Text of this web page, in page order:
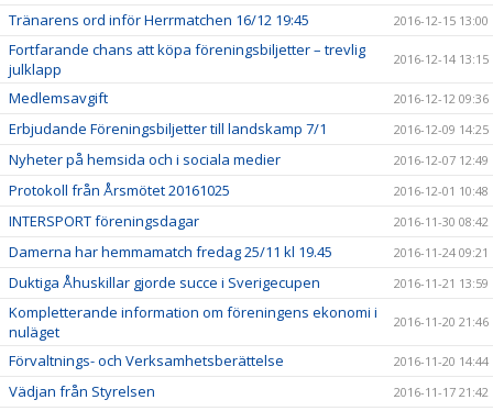
Tränarens ord inför Herrmatchen 16/12 19:45 2016-12-15 13:00
Fortfarande chans att köpa föreningsbiljetter – trevlig
julklapp
2016-12-14 13:15
Medlemsavgift 2016-12-12 09:36
Erbjudande Föreningsbiljetter till landskamp 7/1 2016-12-09 14:25
Nyheter på hemsida och i sociala medier 2016-12-07 12:49
Protokoll från Årsmötet 20161025 2016-12-01 10:48
INTERSPORT föreningsdagar 2016-11-30 08:42
Damerna har hemmamatch fredag 25/11 kl 19.45 2016-11-24 09:21
Duktiga Åhuskillar gjorde succe i Sverigecupen 2016-11-21 13:59
Kompletterande information om föreningens ekonomi i
nuläget
2016-11-20 21:46
Förvaltnings- och Verksamhetsberättelse 2016-11-20 14:44
Vädjan från Styrelsen 2016-11-17 21:42